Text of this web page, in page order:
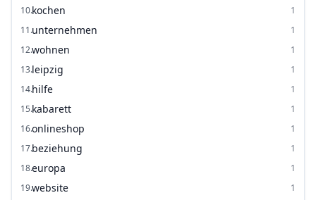
10.kochen
1
11.unternehmen
1
12.wohnen
1
13.leipzig
1
14.hilfe
1
15.kabarett
1
16.onlineshop
1
17.beziehung
1
18.europa
1
19.website
1